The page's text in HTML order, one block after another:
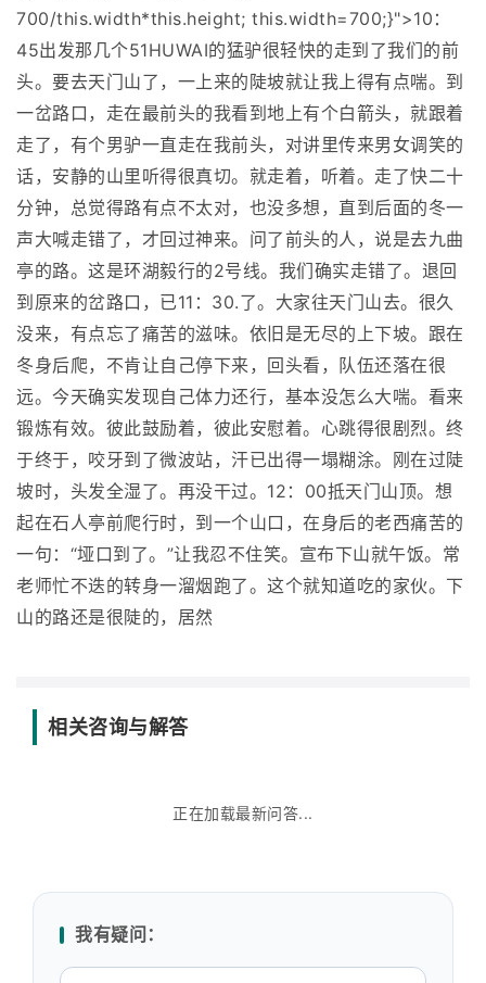
700/this.width*this.height; this.width=700;}">10：
45出发那几个51HUWAI的猛驴很轻快的走到了我们的前
头。要去天门山了，一上来的陡坡就让我上得有点喘。到
一岔路口，走在最前头的我看到地上有个白箭头，就跟着
走了，有个男驴一直走在我前头，对讲里传来男女调笑的
话，安静的山里听得很真切。就走着，听着。走了快二十
分钟，总觉得路有点不太对，也没多想，直到后面的冬一
声大喊走错了，才回过神来。问了前头的人，说是去九曲
亭的路。这是环湖毅行的2号线。我们确实走错了。退回
到原来的岔路口，已11：30.了。大家往天门山去。很久
没来，有点忘了痛苦的滋味。依旧是无尽的上下坡。跟在
冬身后爬，不肯让自己停下来，回头看，队伍还落在很
远。今天确实发现自己体力还行，基本没怎么大喘。看来
锻炼有效。彼此鼓励着，彼此安慰着。心跳得很剧烈。终
于终于，咬牙到了微波站，汗已出得一塌糊涂。刚在过陡
坡时，头发全湿了。再没干过。12：00抵天门山顶。想
起在石人亭前爬行时，到一个山口，在身后的老西痛苦的
一句：“垭口到了。”让我忍不住笑。宣布下山就午饭。常
老师忙不迭的转身一溜烟跑了。这个就知道吃的家伙。下
山的路还是很陡的，居然
相关咨询与解答
正在加载最新问答...
我有疑问：